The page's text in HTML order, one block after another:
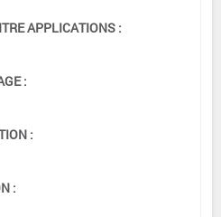
APPLICATIONS :
:
:
: